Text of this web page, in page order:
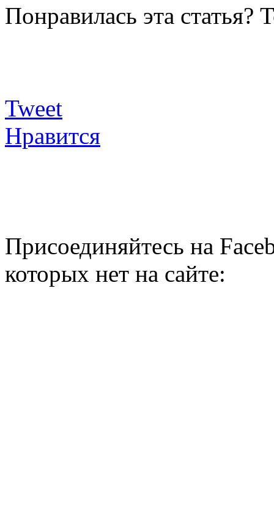
Понравилась эта статья?
Tweet
Нравится
Присоединяйтесь на
которых нет на сайте: